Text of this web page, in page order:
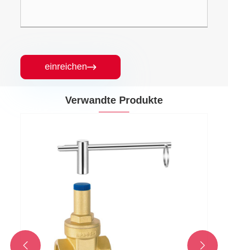
einreichen
Verwandte Produkte
 